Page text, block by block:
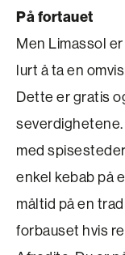
På fortauet
Men Limassol
lurt å ta en
Dette er gratis
med
enkel kebab på
måltid på en
forbauset hvis